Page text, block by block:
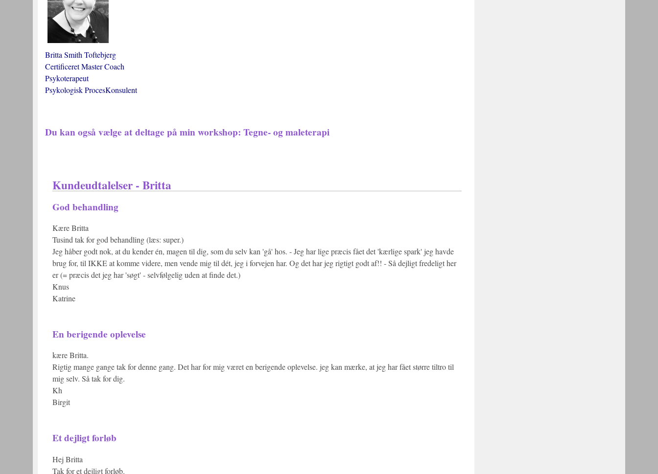
Britta Smith Toftebjerg
Certificeret Master Coach
Psykoterapeut
Psykologisk ProcesKonsulent
Du kan også vælge at deltage på min workshop: Tegne- og maleterapi
Kundeudtalelser - Britta
God behandling
Kære Britta
Tusind tak for god behandling (læs: super.)
Jeg håber godt nok, at du kender én, magen til dig, som du selv kan 'gå' hos. - Jeg har lige præcis fået det 'kærlige spark' jeg havde
brug for, til IKKE at komme videre, men vende mig til dét, jeg i forvejen har. Og det har jeg rigtigt godt af!! - Så dejligt fredeligt her
er (= præcis det jeg har 'søgt' - selvfølgelig uden at finde det.)
Knus
Katrine
En berigende oplevelse
kære Britta.
Rigtig mange gange tak for denne gang. Det har for mig været en berigende oplevelse. jeg kan mærke, at jeg har fået større tiltro til
mig selv. Så tak for dig.
Kh
Birgit
Et dejligt forløb
Hej Britta
Tak for et dejligt forløb.